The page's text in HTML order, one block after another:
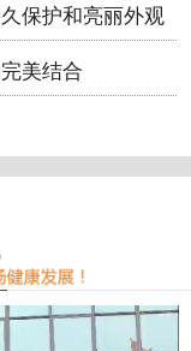
保护和亮丽外观
美结合